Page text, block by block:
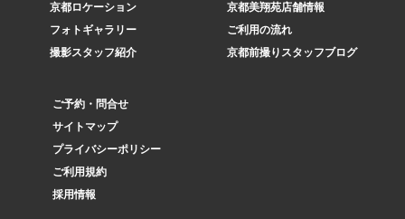
京都ロケーション
フォトギャラリー
撮影スタッフ紹介
京都美翔苑店舗情報
ご利用の流れ
京都前撮りスタッフブログ
ご予約・問合せ
サイトマップ
プライバシーポリシー
ご利用規約
採用情報